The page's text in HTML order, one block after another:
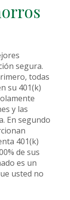
segura.
todas
su 401(k)
y las
En segundo
401(k)
de sus
es un
usted no